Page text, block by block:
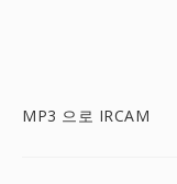
MP3 으로 IRCAM